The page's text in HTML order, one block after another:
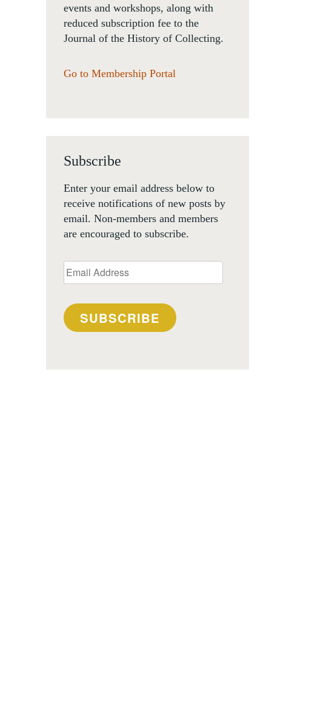
events and workshops, along with
reduced subscription fee to the
Journal of the History of Collecting.
Go to Membership Portal
Subscribe
Enter your email address below to
receive notifications of new posts by
email. Non-members and members
are encouraged to subscribe.
Email
Address
SUBSCRIBE